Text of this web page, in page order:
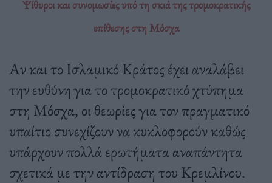
Ψίθυροι και συνομωσίες υπό τη σκιά της τρομοκρατικής
επίθεσης στη Μόσχα
Αν και το Ισλαμικό Κράτος έχει αναλάβει
την ευθύνη για το τρομοκρατικό χτύπημα
στη Μόσχα, οι θεωρίες για τον πραγματικό
υπαίτιο συνεχίζουν να κυκλοφορούν καθώς
υπάρχουν πολλά ερωτήματα αναπάντητα
σχετικά με την αντίδραση του Κρεμλίνου.